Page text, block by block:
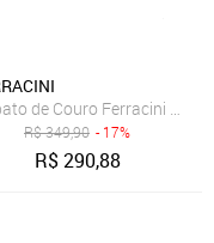
675G Preto Masculino
de Couro Ferracini
R$349,90 - 17%
R$290,88